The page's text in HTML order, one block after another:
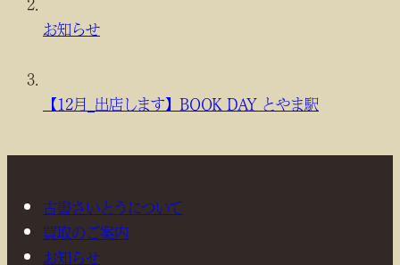
お知らせ
【12月_出店します】BOOK DAY とやま駅
古書さいとうについて
買取のご案内
お知らせ